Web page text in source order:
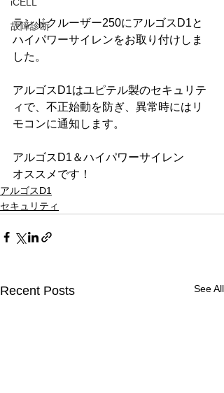
故障診断
ランドクルーザー250にアルゴスD1と
ハイパワーサイレンをお取り付けしま
した。
アルゴスD1はユピテル製のセキュリテ
ィで、不正始動を防ぎ、異常時にはリ
モコンに通知します。
アルゴスD1＆ハイパワーサイレン
オススメです！
アルゴスD1
セキュリティ
Recent Posts See All